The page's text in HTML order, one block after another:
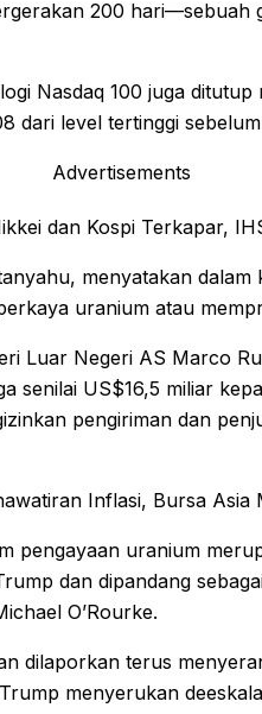
200 hari—sebuah
Nasdaq 100 juga
dari level tertinggi
Advertisements
dan Kospi Terkapar,
menyatakan
uranium atau
Luar Negeri AS Marco
senilai US$16,5 miliar
pengiriman dan
Inflasi, Bursa Asia
pengayaan uranium
dan dipandang
O’Rourke.
dilaporkan terus
menyerukan